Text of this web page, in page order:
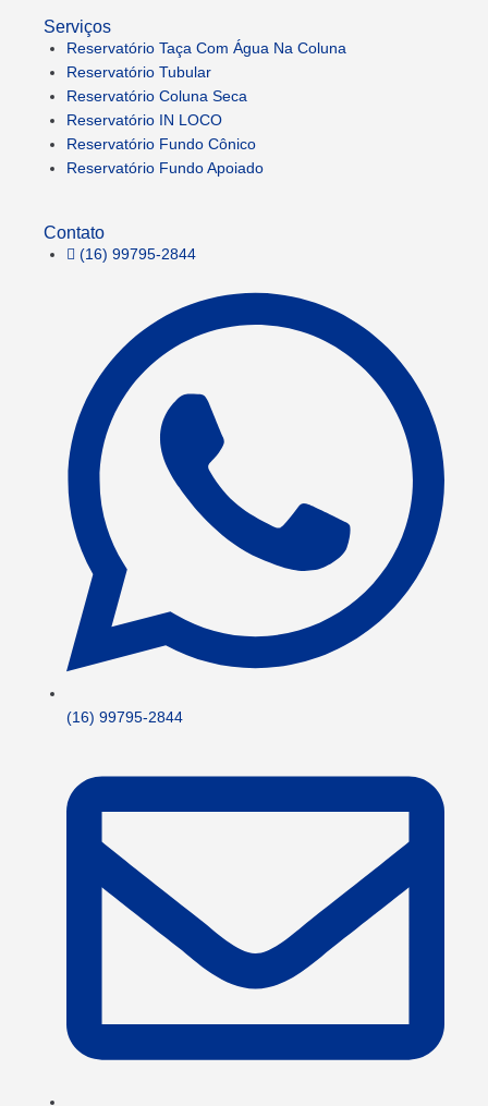
Serviços
Reservatório Taça Com Água Na Coluna
Reservatório Tubular
Reservatório Coluna Seca
Reservatório IN LOCO
Reservatório Fundo Cônico
Reservatório Fundo Apoiado
Contato
(16) 99795-2844
(16) 99795-2844